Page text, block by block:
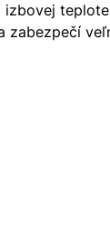
zabezpečí